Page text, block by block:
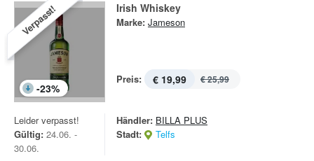
Verpasst!
-23%
Irish Whiskey
Marke: Jameson
Preis: € 19,99 € 25,99
Leider verpasst!
Gültig: 24.06. -
30.06.
Händler: BILLA PLUS
Stadt:
Telfs